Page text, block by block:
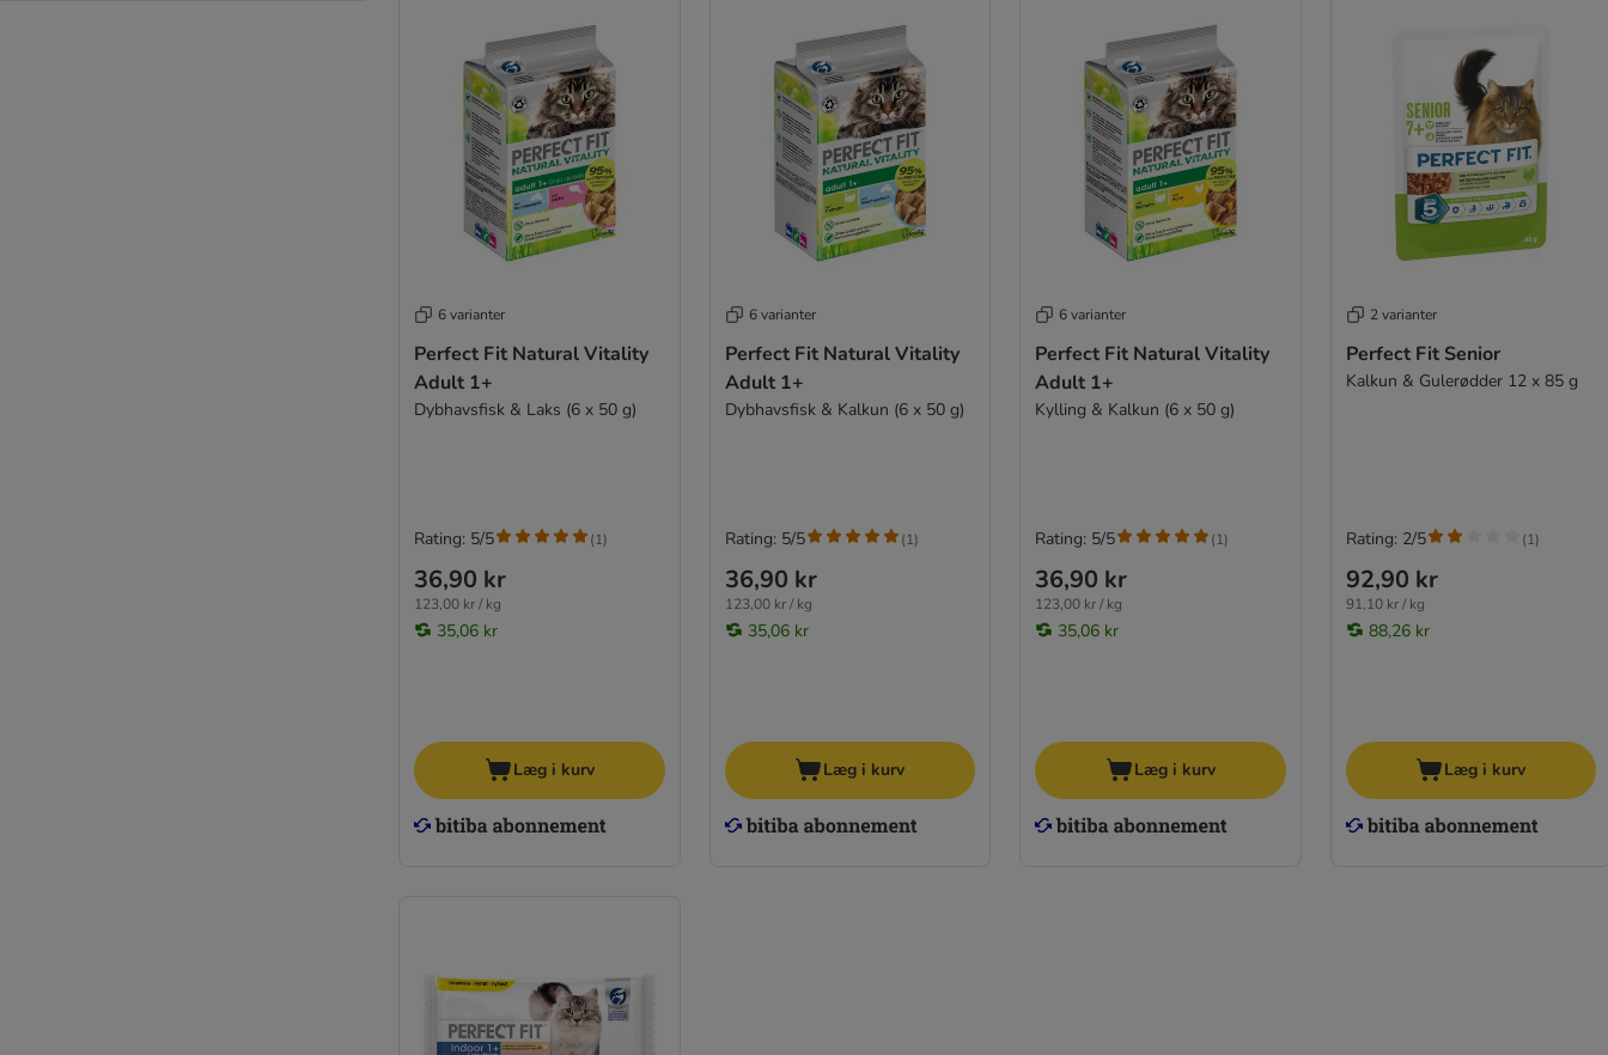
6 varianter
Perfect Fit Natural Vitality
Adult 1+
Dybhavsfisk & Laks (6 x 50 g)
36,90 kr
123,00 kr / kg
35,06 kr
Rating: 5/5 (1)
Læg i kurv
6 varianter
Perfect Fit Natural Vitality
Adult 1+
Dybhavsfisk & Kalkun (6 x 50 g)
36,90 kr
123,00 kr / kg
35,06 kr
Rating: 5/5 (1)
Læg i kurv
6 varianter
Perfect Fit Natural Vitality
Adult 1+
Kylling & Kalkun (6 x 50 g)
36,90 kr
123,00 kr / kg
35,06 kr
Rating: 5/5 (1)
Læg i kurv
2 varianter
Perfect Fit Senior
Kalkun & Gulerødder 12 x 85 g
92,90 kr
91,10 kr / kg
88,26 kr
Rating: 2/5 (1)
Læg i kurv